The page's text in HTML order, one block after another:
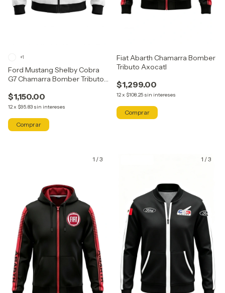
Ford Mustang Shelby Cobra
G7 Chamarra Bomber Tributo
$1,150.00
12x $95.83 sin intereses
+1
Comprar
Fiat Abarth Chamarra Bomber
Tributo Axocatl
$1,299.00
12x $108.25 sin intereses
Comprar
1 /3 1 /3